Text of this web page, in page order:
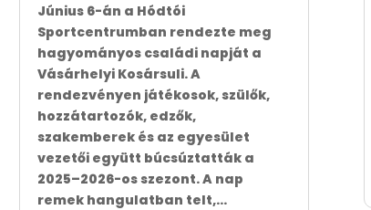
Június 6-án a Hódtói
Sportcentrumban rendezte meg
hagyományos családi napját a
Vásárhelyi Kosársuli. A
rendezvényen játékosok, szülők,
hozzátartozók, edzők,
szakemberek és az egyesület
vezetői együtt búcsúztatták a
2025–2026-os szezont. A nap
remek hangulatban telt,...